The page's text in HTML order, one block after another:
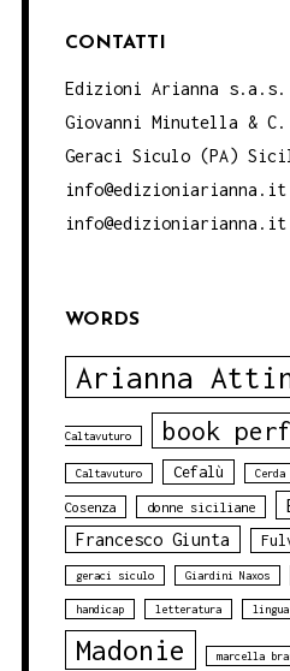
CONTATTI
Edizioni Arianna
Giovanni Minutella &
Geraci Siculo (PA)
info@edizioniarianna.it
info@edizioniarianna.it
WORDS
Arianna
Caltavuturo book
Caltavuturo Cefalù Cerda
Cosenza donne siciliane
Francesco Giunta
geraci siculo Giardini Naxos
handicap letteratura
Madonie marcella